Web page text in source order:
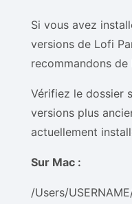
Si vous avez
versions de Lofi
recommandons de
Vérifiez le dossier
versions plus
actuellement
Sur Mac :
/Users/